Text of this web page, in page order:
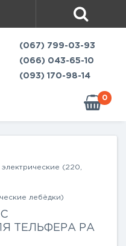
(067) 799-03-93
(066) 043-65-10
(093) 170-98-14
0
(220,
лебёдки)
ТЕЛЬФЕРА РА